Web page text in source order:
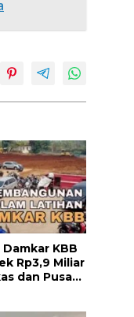
KBB
Rp3,9 Miliar
dan Pusat